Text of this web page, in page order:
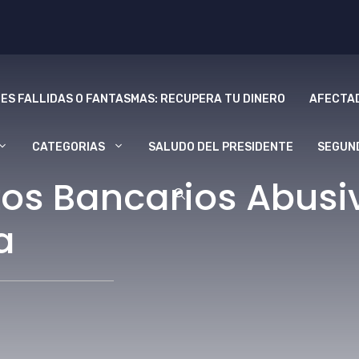
FALLIDAS O FANTASMAS: RECUPERA TU DINERO
CATEGORIAS SALUDO DEL PRESIDENTE
Bancarios